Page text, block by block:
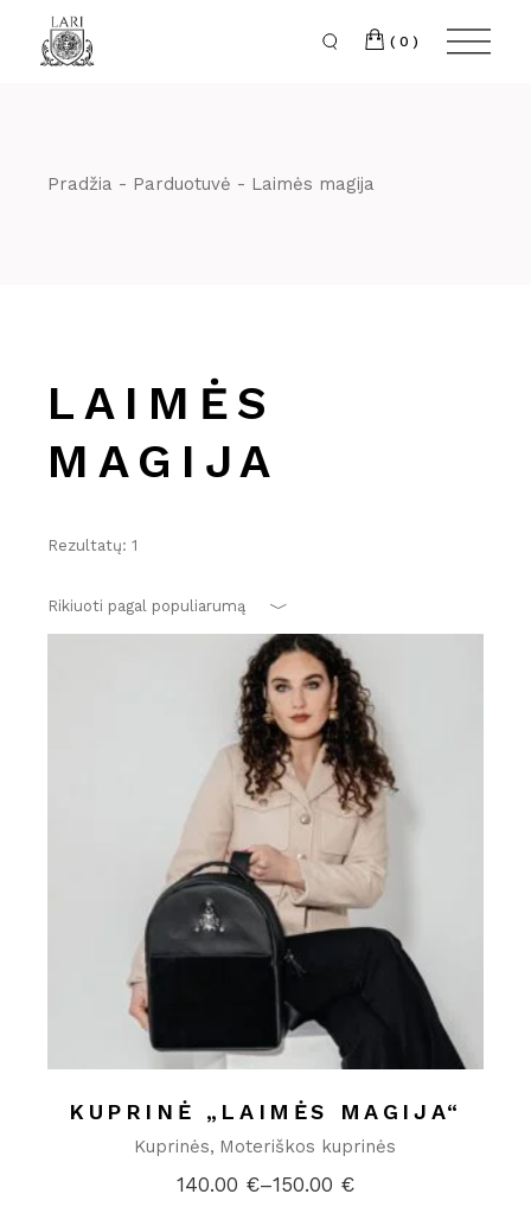
content
(0)
Pradžia Parduotuvė Laimės magija
LAIMĖS
MAGIJA
Rezultatų: 1
Rikiuoti pagal populiarumą
KUPRINĖ „LAIMĖS MAGIJA“
Kuprinės Moteriškos kuprinės
140.00 €–150.00 €
Price